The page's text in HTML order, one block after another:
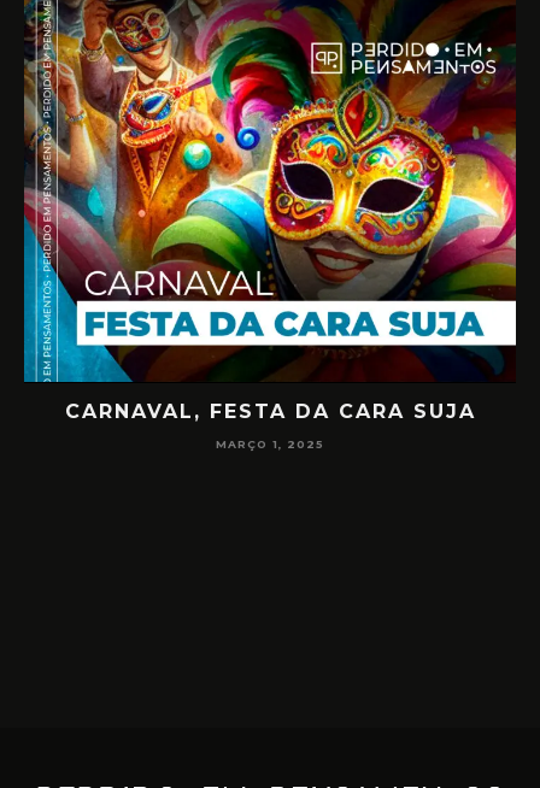
CARNAVAL, FESTA DA CARA SUJA
MARÇO 1, 2025